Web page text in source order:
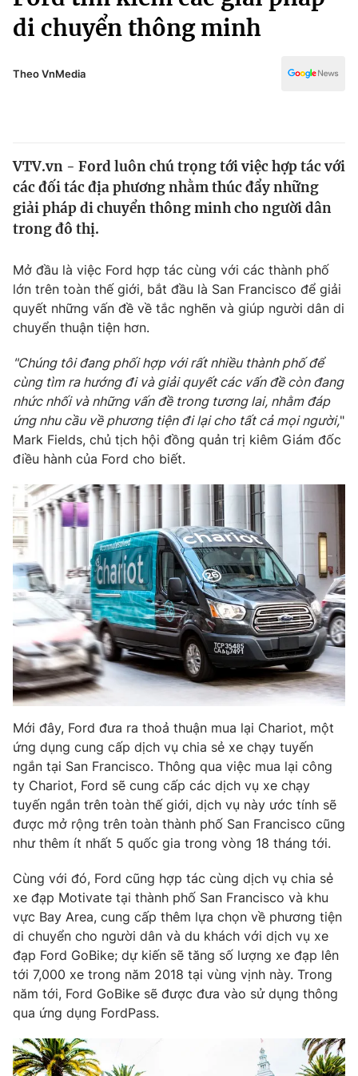
Chính trị
Thế giới
Tin tức
Câu chuyện quốc tế
Kinh tế
Tài chính
Thị trường
Góc doanh nghiệp
Dữ liệu và đời sống
Truyền hình
Phim VTV
Hậu trường
Nhân vật
Khán giả
Giải sao mai
Giải trí
Điện ảnh
Âm nhạc
Đời sống
Du lịch
Làm đẹp
Chất lượng cuộc sống
Giáo dục
Tuyển sinh
Học trực tuyến
Công nghệ
Hitech Công nghệ tương lai
Sản phẩm
Thị trường
Tư vấn
Giao lưu trực tuyến
Lịch phát sóng
Chuyên mục khác
Emagazine Podcast
Photo Infographic
Video Shorts video
VTV Money VTV Thể thao
VTV Sức khoẻ Bất động sản
Thị trường 24h Tấm lòng Việt
VTV4 Vươn mình bằng AI
VTV9
Liên hệ tòa soạn
Truyền hình
Văn hóa - Giải trí
Đời sống
di chuyển thông minh
Theo VnMedia
VTV.vn - Ford luôn chú trọng tới việc hợp tác với
các đối tác địa phương nhằm thúc đẩy những
giải pháp di chuyển thông minh cho người dân
trong đô thị.
Mở đầu là việc Ford hợp tác cùng với các thành phố
lớn trên toàn thế giới, bắt đầu là San Francisco để giải
quyết những vấn đề về tắc nghẽn và giúp người dân di
chuyển thuận tiện hơn.
"Chúng tôi đang phối hợp với rất nhiều thành phố để
cùng tìm ra hướng đi và giải quyết các vấn đề còn đang
nhức nhối và những vấn đề trong tương lai, nhằm đáp
ứng nhu cầu về phương tiện đi lại cho tất cả mọi người,"
Mark Fields, chủ tịch hội đồng quản trị kiêm Giám đốc
điều hành của Ford cho biết.
Mới đây, Ford đưa ra thoả thuận mua lại Chariot, một
ứng dụng cung cấp dịch vụ chia sẻ xe chạy tuyến
ngắn tại San Francisco. Thông qua việc mua lại công
ty Chariot, Ford sẽ cung cấp các dịch vụ xe chạy
tuyến ngắn trên toàn thế giới, dịch vụ này ước tính sẽ
được mở rộng trên toàn thành phố San Francisco cũng
như thêm ít nhất 5 quốc gia trong vòng 18 tháng tới.
Cùng với đó, Ford cũng hợp tác cùng dịch vụ chia sẻ
xe đạp Motivate tại thành phố San Francisco và khu
vực Bay Area, cung cấp thêm lựa chọn về phương tiện
di chuyển cho người dân và du khách với dịch vụ xe
đạp Ford GoBike; dự kiến sẽ tăng số lượng xe đạp lên
tới 7,000 xe trong năm 2018 tại vùng vịnh này. Trong
năm tới, Ford GoBike sẽ được đưa vào sử dụng thông
qua ứng dụng FordPass.